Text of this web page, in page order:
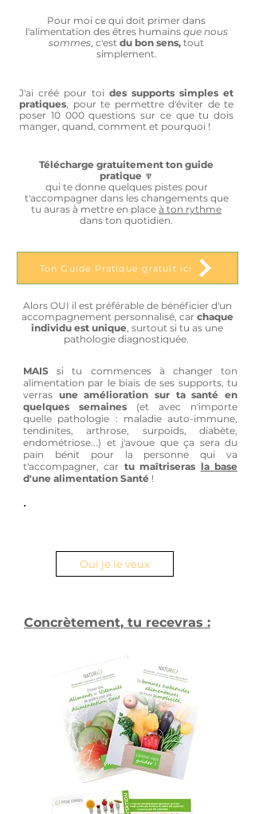
Pour moi ce qui doit primer dans
l'alimentation des êtres humains que nous
sommes, c'est du bon sens, tout
simplement.
J'ai créé pour toi des supports simples et
pratiques, pour te permettre d'éviter de te
poser 10 000 questions sur ce que tu dois
manger, quand, comment et pourquoi !
Télécharge gratuitement ton guide
pratique 🔽
qui te donne quelques pistes pour
t'accompagner dans les changements que
tu auras à mettre en place à ton rythme
dans ton quotidien.
Ton Guide Pratique gratuit ici
Alors OUI il est préférable de bénéficier d'un
accompagnement personnalisé, car chaque
individu est unique, surtout si tu as une
pathologie diagnostiquée.
MAISsi tu commences à changer ton
alimentation par le biais de ses supports, tu
verras une amélioration sur ta santé en
quelques semaines (et avec n'importe
quelle pathologie : maladie auto-immune,
tendinites, arthrose, surpoids, diabète,
endométriose...) et j'avoue que ça sera du
pain bénit pour la personne qui va
t'accompagner, car tu maîtriseras la base
d'une alimentation Santé !
Oui je le veux
Concrètement, tu recevras :